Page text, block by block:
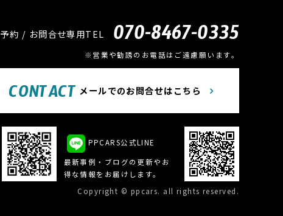
予約 / お問合せ専用TEL 070-8467-0335
※営業や勧誘のお電話はご遠慮願います。
CONTACT メールでのお問合せはこちら
PPCARS公式LINE
最新事例・ブログの更新やお
得な情報をお届けします。
Copyright © ppcars. all rights reserved.